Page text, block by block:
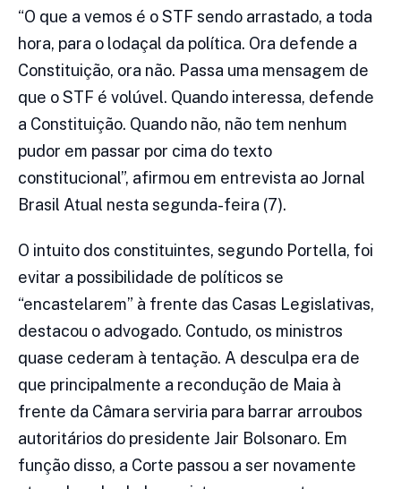
“O que a vemos é o STF sendo arrastado, a toda
hora, para o lodaçal da política. Ora defende a
Constituição, ora não. Passa uma mensagem de
que o STF é volúvel. Quando interessa, defende
a Constituição. Quando não, não tem nenhum
pudor em passar por cima do texto
constitucional”, afirmou em entrevista ao Jornal
Brasil Atual nesta segunda-feira (7).
O intuito dos constituintes, segundo Portella, foi
evitar a possibilidade de políticos se
“encastelarem” à frente das Casas Legislativas,
destacou o advogado. Contudo, os ministros
quase cederam à tentação. A desculpa era de
que principalmente a recondução de Maia à
frente da Câmara serviria para barrar arroubos
autoritários do presidente Jair Bolsonaro. Em
função disso, a Corte passou a ser novamente